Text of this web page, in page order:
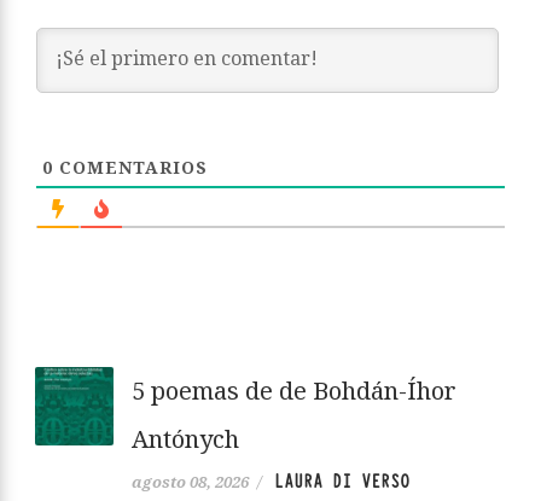
0 COMENTARIOS
5 poemas de de Bohdán-Íhor
Antónych
agosto 08, 2026 / LAURA DI VERSO